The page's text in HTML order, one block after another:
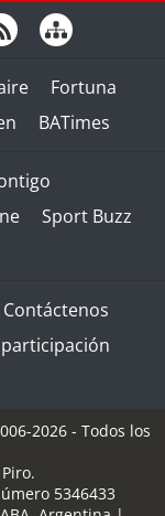
Fortuna
BATimes
Sport Buzz
Contáctenos
participación
2026 - Todos los
5346433